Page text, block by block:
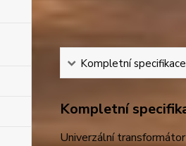
Kompletní specifikace
Kompletní
Univerzální